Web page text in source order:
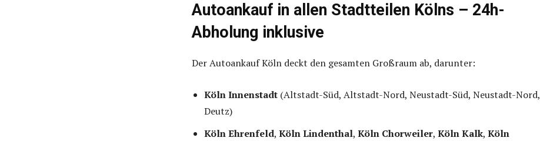
Autoankauf in allen Stadtteilen Kölns – 24h-
Abholung inklusive
Der Autoankauf Köln deckt den gesamten Großraum ab, darunter:
Köln Innenstadt (Altstadt-Süd, Altstadt-Nord, Neustadt-Süd, Neustadt-Nord,
Deutz)
Köln Ehrenfeld, Köln Lindenthal, Köln Chorweiler, Köln Kalk, Köln